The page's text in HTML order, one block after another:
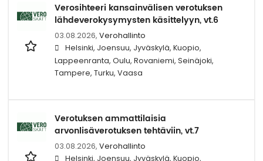
Verosihteeri kansainvälisen verotuksen
lähdeverokysymysten käsittelyyn, vt.6
03.08.2026, Verohallinto
Helsinki, Joensuu, Jyväskylä, Kuopio,
Lappeenranta, Oulu, Rovaniemi, Seinäjoki,
Tampere, Turku, Vaasa
Verotuksen ammattilaisia
arvonlisäverotuksen tehtäviin, vt.7
03.08.2026, Verohallinto
Helsinki, Joensuu, Jyväskylä, Kuopio,